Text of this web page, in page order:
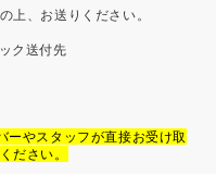
上、お送りください。
ク送付先
ーやスタッフが直接お受け取
ださい。